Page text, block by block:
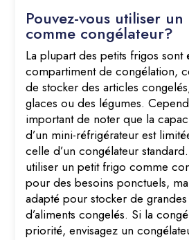
Pouvez-vous utiliser
comme congélateur?
La plupart des petits frigos sont
compartiment de congélation,
de stocker des articles
glaces ou des légumes.
important de noter que la
d’un mini-réfrigérateur est
celle d’un congélateur
utiliser un petit frigo comme
pour des besoins ponctuels,
adapté pour stocker de grandes
d’aliments congelés. Si la
priorité, envisagez un